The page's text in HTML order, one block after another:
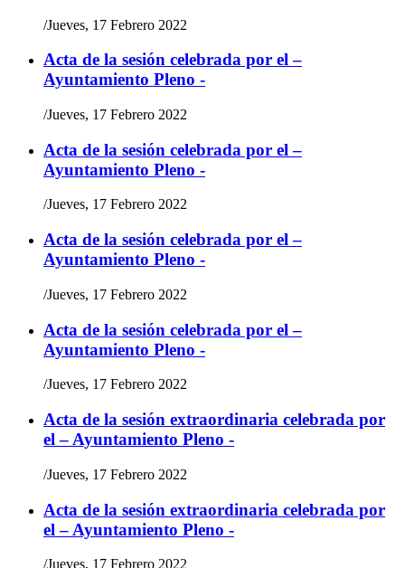
/Jueves, 17 Febrero 2022
Acta de la sesión celebrada por el –
Ayuntamiento Pleno -
/Jueves, 17 Febrero 2022
Acta de la sesión celebrada por el –
Ayuntamiento Pleno -
/Jueves, 17 Febrero 2022
Acta de la sesión celebrada por el –
Ayuntamiento Pleno -
/Jueves, 17 Febrero 2022
Acta de la sesión celebrada por el –
Ayuntamiento Pleno -
/Jueves, 17 Febrero 2022
Acta de la sesión extraordinaria celebrada por
el – Ayuntamiento Pleno -
/Jueves, 17 Febrero 2022
Acta de la sesión extraordinaria celebrada por
el – Ayuntamiento Pleno -
/Jueves, 17 Febrero 2022